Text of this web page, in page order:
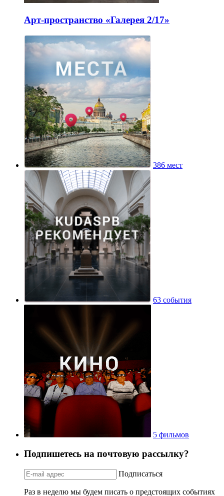
Арт-пространство «Галерея 2/17»
386 мест
63 события
5 фильмов
Подпишетесь на почтовую рассылку?
Подписаться
Раз в неделю мы будем писать о предстоящих событиях